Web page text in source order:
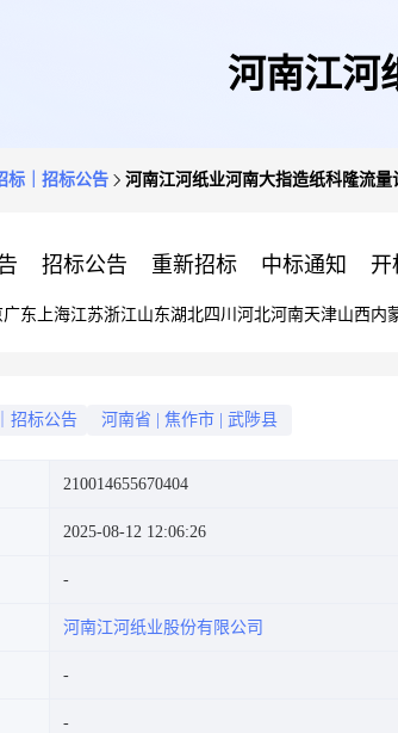
河南江河
标｜招标公告 河南江河纸业河南大指造纸科隆流量
招标公告 重新招标 中标通知 开
广东 上海江苏浙江山东湖北四川 河北河南天津山西内
招标公告 河南省 焦作市 武陟县
210014655670404
2025-08-12 12:06:26
河南江河纸业股份有限公司